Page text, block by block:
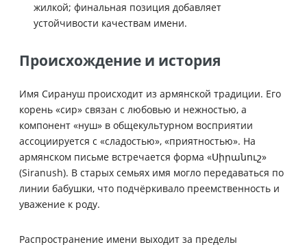
жилкой; финальная позиция добавляет
устойчивости качествам имени.
Происхождение и история
Имя Сирануш происходит из армянской традиции. Его
корень «сир» связан с любовью и нежностью, а
компонент «нуш» в общекультурном восприятии
ассоциируется с «сладостью», «приятностью». На
армянском письме встречается форма «Սիրանուշ»
(Siranush). В старых семьях имя могло передаваться по
линии бабушки, что подчёркивало преемственность и
уважение к роду.
Распространение имени выходит за пределы